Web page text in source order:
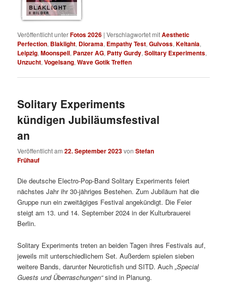
BLAKLIGHT
8 BILDER
Veröffentlicht unterFotos 2026 |Verschlagwortet mitAesthetic
Perfection, Blaklight, Diorama, Empathy Test,Gulvoss,Keltania,
Leipzig,Moonspell, Panzer AG, Patty Gurdy,Solitary Experiments,
Unzucht,Vogelsang,Wave Gotik Treffen
Solitary Experiments
kündigen Jubiläumsfestival
an
Veröffentlicht am22. September 2023vonStefan
Frühauf
Die deutsche Electro-Pop-Band Solitary Experiments feiert
nächstes Jahr ihr 30-jähriges Bestehen. Zum Jubiläum hat die
Gruppe nun ein zweitägiges Festival angekündigt. Die Feier
steigt am 13. und 14. September 2024 in der Kulturbrauerei
Berlin.
Solitary Experiments treten an beiden Tagen ihres Festivals auf,
jeweils mit unterschiedlichem Set. Außerdem spielen sieben
weitere Bands, darunter Neuroticfish und SITD. Auch„Special
Guests und Überraschungen“sind in Planung.